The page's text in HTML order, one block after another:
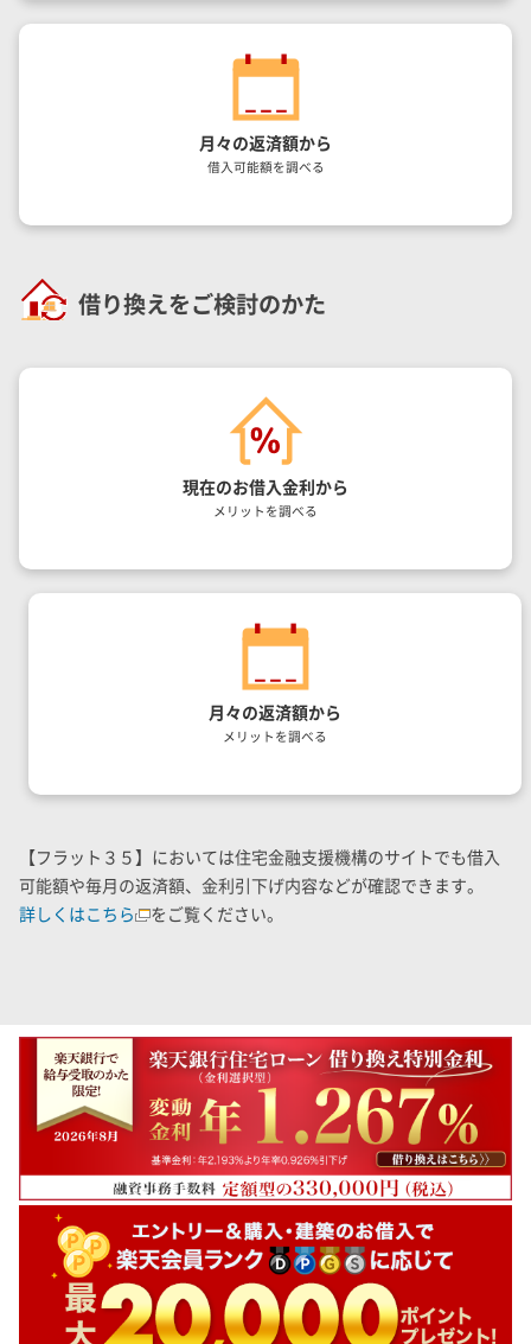
月々の返済額から
借入可能額を調べる
借り換えをご検討のかた
現在のお借入金利から
メリットを調べる
月々の返済額から
メリットを調べる
【フラット３５】においては住宅金融支援機構のサイトでも借入
可能額や毎月の返済額、金利引下げ内容などが確認できます。
詳しくはこちら
をご覧ください。